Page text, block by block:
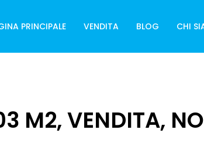
PRINCIPALE VENDITA BLOG CHI
M2, VENDITA,